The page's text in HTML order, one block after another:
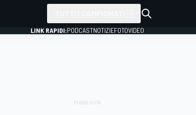
LINK RAPIDI:PODCASTNOTIZIEFOTOVIDEO